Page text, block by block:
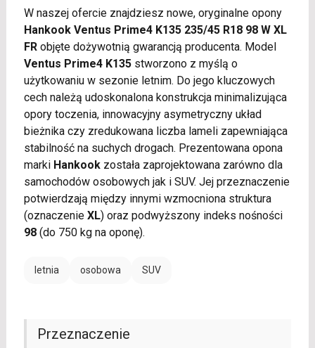
W naszej ofercie znajdziesz nowe, oryginalne opony
Hankook Ventus Prime4 K135 235/45 R18 98 W XL
FRobjęte dożywotnią gwarancją producenta. Model
Ventus Prime4 K135stworzono z myślą o
użytkowaniu w sezonie letnim. Do jego kluczowych
cech należą udoskonalona konstrukcja minimalizująca
opory toczenia, innowacyjny asymetryczny układ
bieżnika czy zredukowana liczba lameli zapewniająca
stabilność na suchych drogach. Prezentowana opona
marki Hankookzostała zaprojektowana zarówno dla
samochodów osobowych jak i SUV. Jej przeznaczenie
potwierdzają między innymi wzmocniona struktura
(oznaczenie XL) oraz podwyższony indeks nośności
98(do 750 kg na oponę).
letnia osobowa SUV
Przeznaczenie